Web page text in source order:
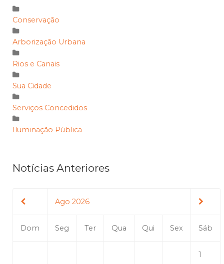
Conservação
Arborização Urbana
Rios e Canais
Sua Cidade
Serviços Concedidos
Iluminação Pública
Notícias Anteriores
Ago 2026
Dom Seg Ter Qua Qui Sex Sáb
1